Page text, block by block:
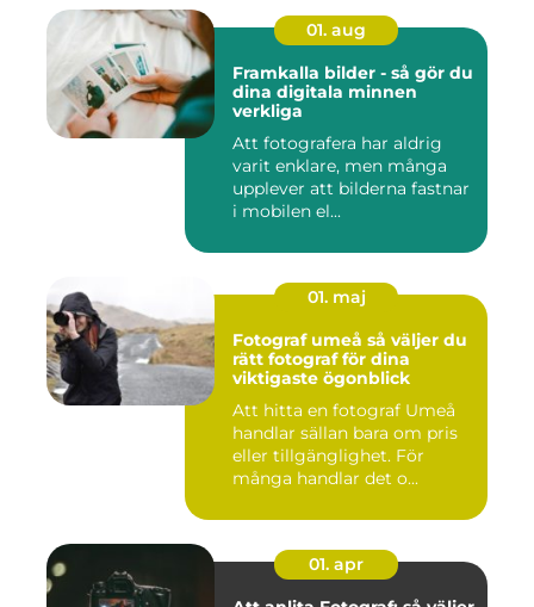
01. aug
Framkalla bilder - så gör du
dina digitala minnen
verkliga
Att fotografera har aldrig
varit enklare, men många
upplever att bilderna fastnar
i mobilen el...
01. maj
Fotograf umeå så väljer du
rätt fotograf för dina
viktigaste ögonblick
Att hitta en fotograf Umeå
handlar sällan bara om pris
eller tillgänglighet. För
många handlar det o...
01. apr